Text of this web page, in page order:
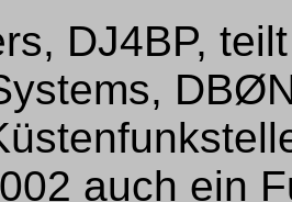
DJ4BP,
auch ein